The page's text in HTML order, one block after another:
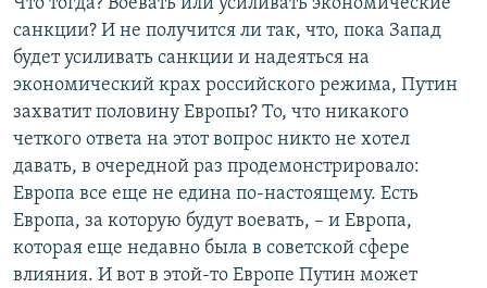
Что тогда? Воевать или усиливать экономические
санкции? И не получится ли так, что, пока Запад
будет усиливать санкции и надеяться на
экономический крах российского режима, Путин
захватит половину Европы? То, что никакого
четкого ответа на этот вопрос никто не хотел
давать, в очередной раз продемонстрировало:
Европа все еще не едина по-настоящему. Есть
Европа, за которую будут воевать, – и Европа,
которая еще недавно была в советской сфере
влияния. И вот в этой-то Европе Путин может